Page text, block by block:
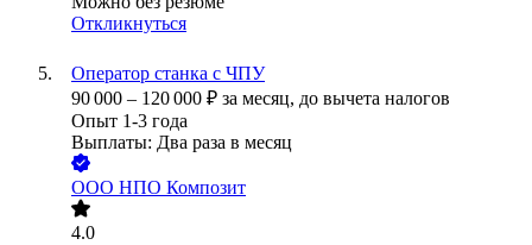
Откликнуться
Оператор станка с ЧПУ
90 000 – 120 000 ₽ за месяц, до вычета налогов
Опыт 1-3 года
Выплаты: Два раза в месяц
ООО НПО Композит
4.0